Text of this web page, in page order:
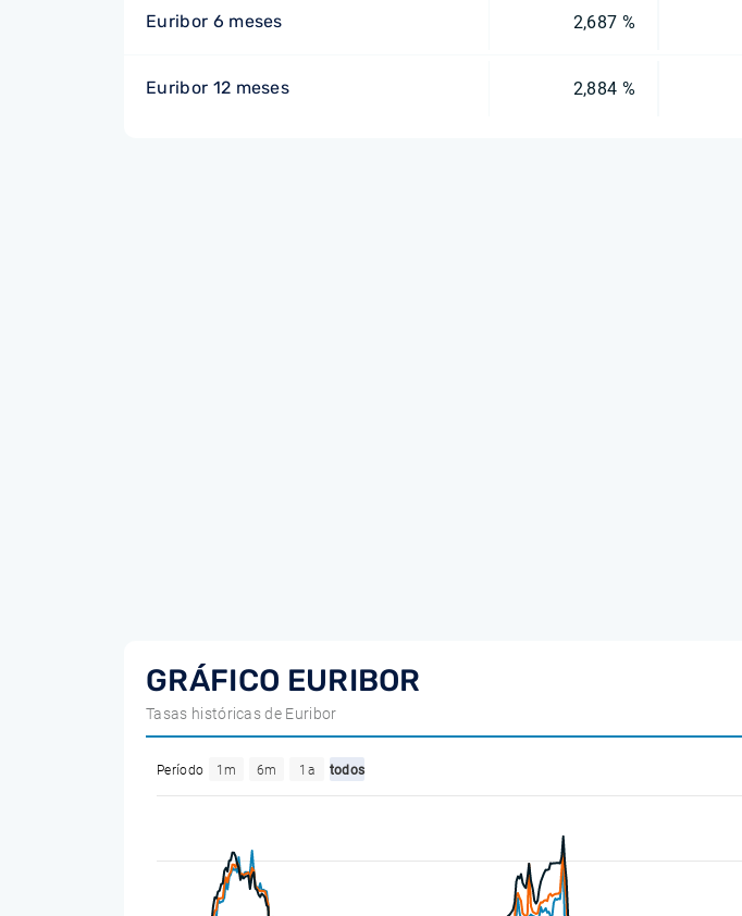
Euribor 6 meses 2,687 %
Euribor 12 meses 2,884 %
GRÁFICO EURIBOR
Tasas históricas de Euribor
Período 1m 6m 1a todos